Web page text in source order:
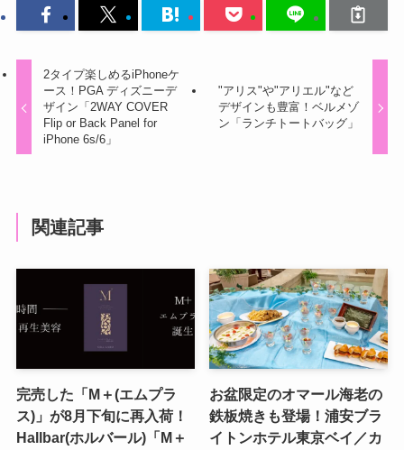
2タイプ楽しめるiPhoneケ
ース！PGA ディズニーデ
ザイン「2WAY COVER
Flip or Back Panel for
iPhone 6s/6」
"アリス"や"アリエル"など
デザインも豊富！ベルメゾ
ン「ランチトートバッグ」
関連記事
完売した「M＋(エムプラ
ス)」が8月下旬に再入荷！
Hallbar(ホルバール)「M＋
お盆限定のオマール海老の
鉄板焼きも登場！浦安ブラ
イトンホテル東京ベイ／カ